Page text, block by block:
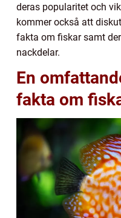
deras popularitet och
kommer också att
fakta om fiskar samt
nackdelar.
En
fakta om